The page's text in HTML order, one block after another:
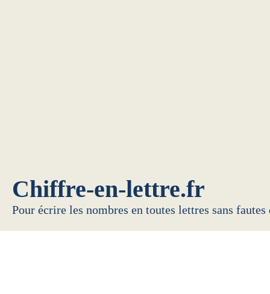
Chiffre-en-lettre.fr
Pour écrire les nombres en toutes lettres sans